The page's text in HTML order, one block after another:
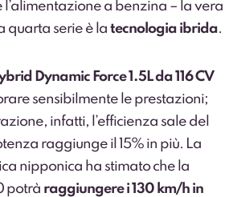
a benzina – la vera
quarta serie è la tecnologia ibrida.
Dynamic Force 1.5L da 116 CV
sensibilmente le prestazioni;
infatti, l’efficienza sale del
raggiunge il 15% in più. La
nipponica ha stimato che la
potrà raggiungere i 130 km/h in